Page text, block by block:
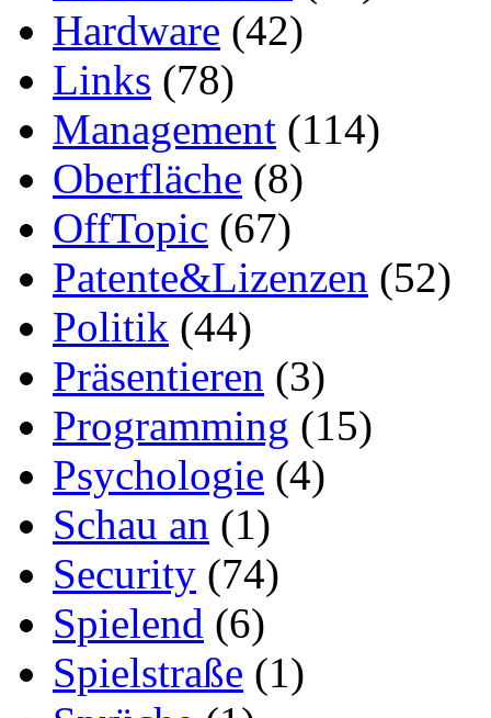
Hardware (42)
Links (78)
Management (114)
Oberfläche (8)
OffTopic (67)
Patente&Lizenzen (52)
Politik (44)
Präsentieren (3)
Programming (15)
Psychologie (4)
Schau an (1)
Security (74)
Spielend (6)
Spielstraße (1)